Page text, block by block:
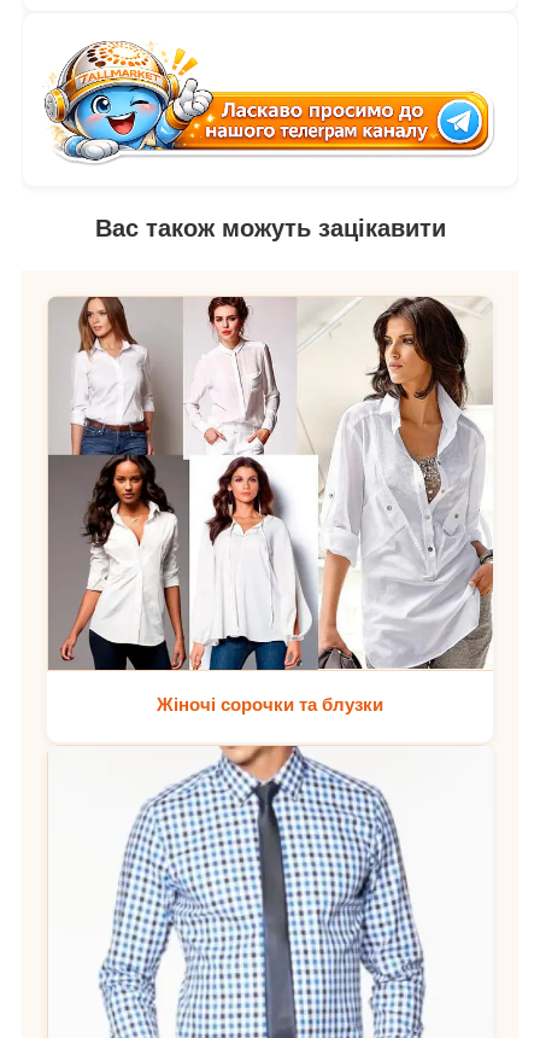
Вас також можуть зацікавити
Жіночі сорочки та блузки